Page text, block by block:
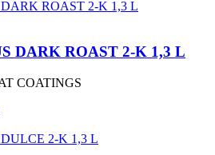
DARK ROAST 2-K 1,3 L
COATINGS